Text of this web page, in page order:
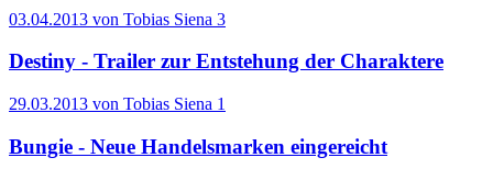
03.04.2013 von Tobias Siena 3
Destiny - Trailer zur Entstehung der Charaktere
29.03.2013 von Tobias Siena 1
Bungie - Neue Handelsmarken eingereicht